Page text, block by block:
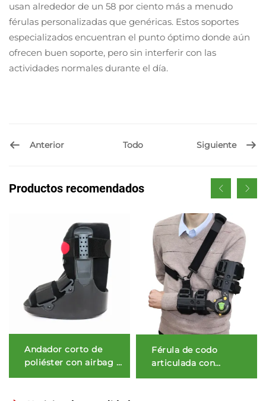
usan alrededor de un 58 por ciento más a menudo
férulas personalizadas que genéricas. Estos soportes
especializados encuentran el punto óptimo donde aún
ofrecen buen soporte, pero sin interferir con las
actividades normales durante el día.
Anterior Todo Siguiente
Productos recomendados
Andador corto de
poliéster con airbag y
suela basculante
Férula de codo
articulada con
liberación rápida para